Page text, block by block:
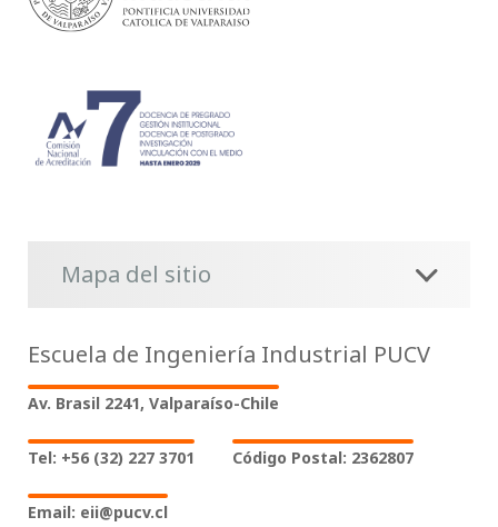
Mapa del sitio
Escuela de Ingeniería Industrial PUCV
Av. Brasil 2241, Valparaíso-Chile
Tel: +56 (32) 227 3701 Código Postal: 2362807
Email: eii@pucv.cl